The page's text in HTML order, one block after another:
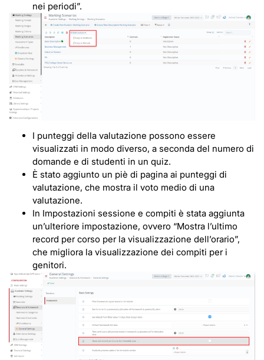
nei periodi”.
I punteggi della valutazione possono essere
visualizzati in modo diverso, a seconda del numero di
domande e di studenti in un quiz.
È stato aggiunto un piè di pagina ai punteggi di
valutazione, che mostra il voto medio di una
valutazione.
In Impostazioni sessione e compiti è stata aggiunta
un’ulteriore impostazione, ovvero “Mostra l’ultimo
record per corso per la visualizzazione dell’orario”,
che migliora la visualizzazione dei compiti per i
genitori.